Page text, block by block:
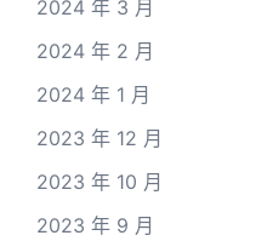
2024 年 3 月
2024 年 2 月
2024 年 1 月
2023 年 12 月
2023 年 10 月
2023 年 9 月